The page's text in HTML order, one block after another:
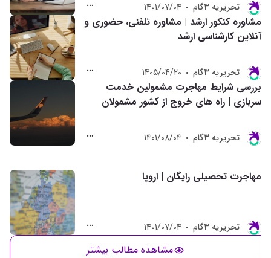
تحريريه 3گام 1401/07/04
مشاوره کنکور ارشد | مشاوره تلفنی، حضوری و
آنلاین کارشناسی ارشد
تحريريه 3گام 1405/04/20
بررسی شرایط مهاجرت مشمولین خدمت
سربازی | راه های خروج از کشور مشمولان
تحريريه 3گام 1401/08/04
مهاجرت تحصیلی رایگان | اروپا
تحريريه 3گام 1401/07/04
مشاهده مطالب بیشتر